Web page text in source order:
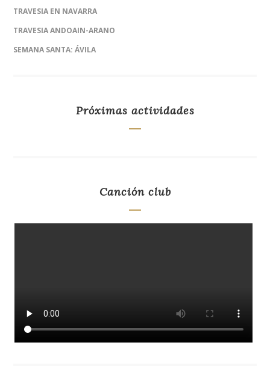
TRAVESIA EN NAVARRA
TRAVESIA ANDOAIN-ARANO
SEMANA SANTA: ÁVILA
Próximas actividades
Canción club